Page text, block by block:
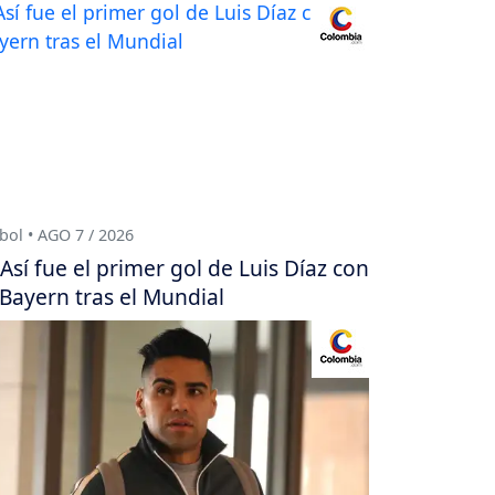
• AGO 7 / 2026
Así fue el primer gol de Luis Díaz con
tras el Mundial